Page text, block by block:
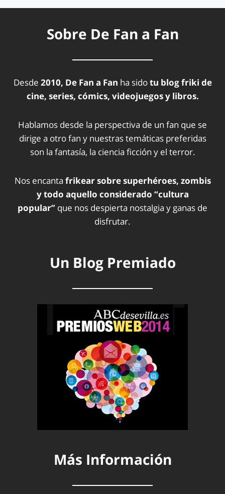
Sobre De Fan a Fan
Desde 2010, De Fan a Fan ha sidotu blog friki de
cine, series, cómics, videojuegos y libros.
Hablamos desde la perspectiva de un fan que se
dirige a otro fan y nuestras temáticas preferidas
son la fantasía, la ciencia ficción y el terror.
Nos encanta frikear sobre superhéroes, zombis
y todo aquello considerado “cultura
popular” que nos despierta nostalgia y ganas de
disfrutar.
Un Blog Premiado
Más Información